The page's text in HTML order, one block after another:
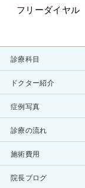
フリーダイヤル
診療科目
ドクター紹介
症例写真
診療の流れ
施術費用
院長ブログ